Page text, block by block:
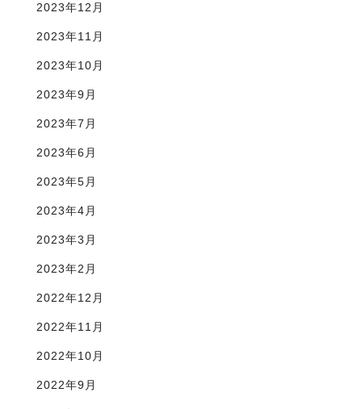
2023年12月
2023年11月
2023年10月
2023年9月
2023年7月
2023年6月
2023年5月
2023年4月
2023年3月
2023年2月
2022年12月
2022年11月
2022年10月
2022年9月